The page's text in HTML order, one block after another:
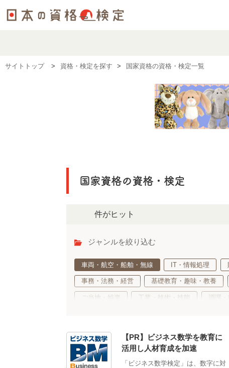
サイトトップ 資格・検定を探す 国家資格の資格・検定一覧
国家資格の資格・検定
39件がヒット
ジャンルを絞り込む
車両・航空・船舶・無線 IT・情報処理
事務・法務・経営 基礎教育・趣味・教養
ご当地・娯楽 工業・技術・技能 調理
【PR】ビジネス数学を教育に
活用し人材育成を加速
「ビジネス数学検定」は、数字に対